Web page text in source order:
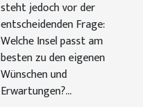
steht jedoch vor der
entscheidenden Frage:
Welche Insel passt am
besten zu den eigenen
Wünschen und
Erwartungen?...